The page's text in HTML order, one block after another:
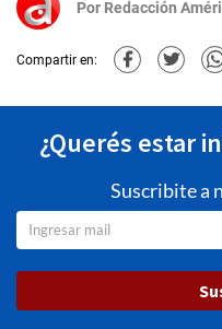
Por Redacción
Compartir en:
¿Querés estar
Suscribite a